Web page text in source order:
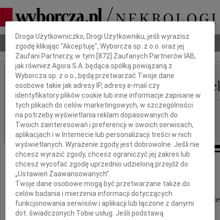
Nekrologi Odeszli Poradnik pogrzebowy
IMIĘ I NAZWISKO: Stanisław Wiesław
REGION: Kraków
DATA EMISJI: 14.01.2013
Z głębokim żalem zawiadamiamy,
że dnia 11 stycznia 2013 roku
odszedł nasz ukochany Mąż, Ojciec, Dziadek i
Dbamy o Twoją prywatność
Droga Użytkowniczko, Drogi Użytkowniku, jeśli wyrazisz
zgodę klikając "Akceptuję", Wyborcza sp. z o.o. oraz jej
Zaufani Partnerzy, w tym [872 ] Zaufanych Partnerów IAB,
jak również Agora S.A. będąca spółką powiązaną z
Wyborcza sp. z o.o., będą przetwarzać Twoje dane
osobowe takie jak adresy IP, adresy e-mail czy
identyfikatory plików cookie lub inne informacje zapisane w
tych plikach do celów marketingowych, w szczególności
na potrzeby wyświetlania reklam dopasowanych do
Twoich zainteresowań i preferencji w swoich serwisach,
aplikacjach i w Internecie lub personalizacji treści w nich
wyświetlanych. Wyrażenie zgody jest dobrowolne. Jeśli nie
chcesz wyrazić zgody, chcesz ograniczyć jej zakres lub
chcesz wycofać zgodę uprzednio udzieloną przejdź do
„Ustawień Zaawansowanych”.
Twoje dane osobowe mogą być przetwarzane także do
celów badania i mierzenia informacji dotyczących
funkcjonowania serwisów i aplikacji lub łączone z danymi
dot. świadczonych Tobie usług. Jeśli podstawą